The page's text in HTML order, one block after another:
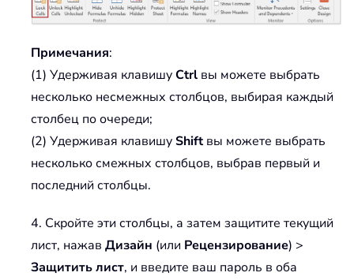
Примечания:
(1) Удерживая клавишуCtrl вы можете выбрать
несколько несмежных столбцов, выбирая каждый
столбец по очереди;
(2) Удерживая клавишуShiftвы можете выбрать
несколько смежных столбцов, выбрав первый и
последний столбцы.
4. Скройте эти столбцы, а затем защитите текущий
лист, нажав Дизайн (или Рецензирование) >
Защитить лист, и введите ваш пароль в оба